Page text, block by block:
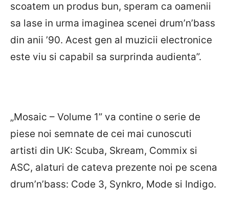
scoatem un produs bun, speram ca oamenii
sa lase in urma imaginea scenei drum’n’bass
din anii ’90. Acest gen al muzicii electronice
este viu si capabil sa surprinda audienta”.
„Mosaic – Volume 1” va contine o serie de
piese noi semnate de cei mai cunoscuti
artisti din UK: Scuba, Skream, Commix si
ASC, alaturi de cateva prezente noi pe scena
drum’n’bass: Code 3, Synkro, Mode si Indigo.